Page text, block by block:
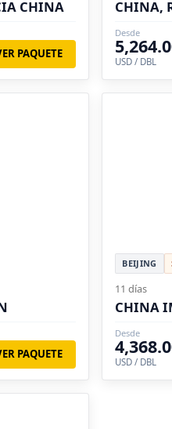
CHINA
PAQUETE
CHINA,
Desde
USD / DBL
PAQUETE
BEIJING
11 días
CHINA
Desde
USD / DBL